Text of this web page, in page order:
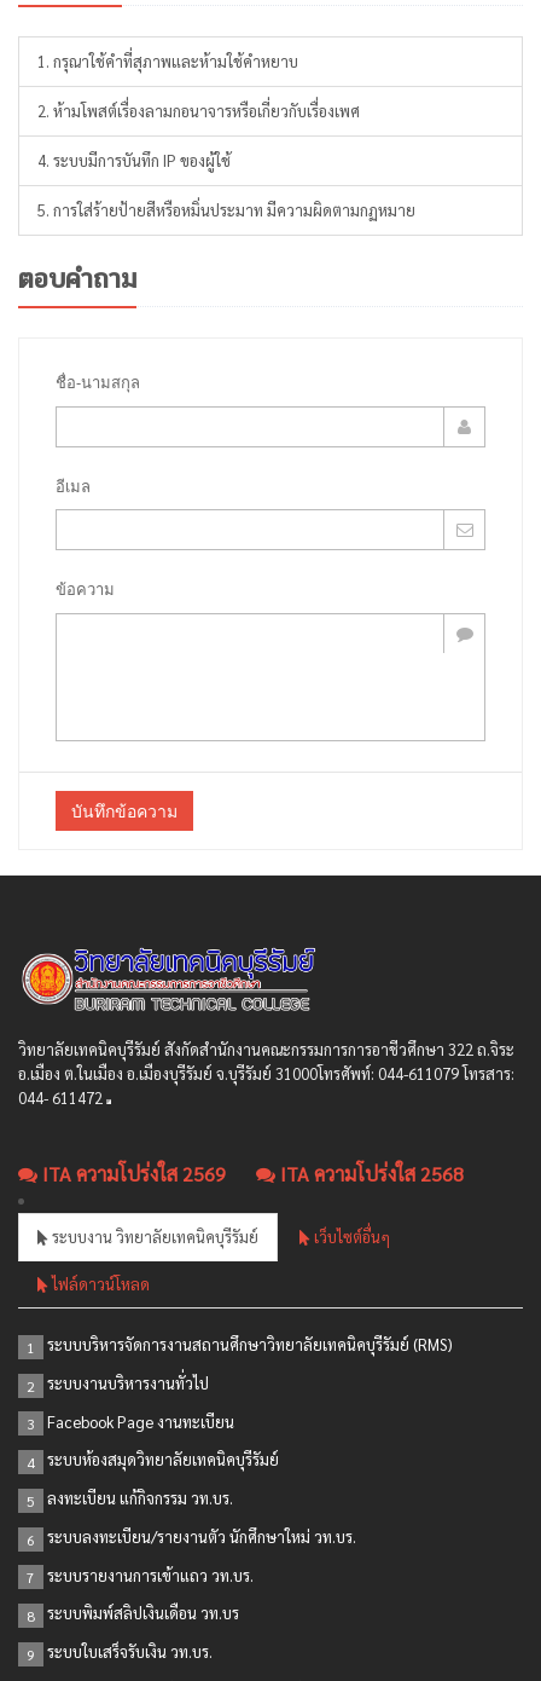
1. กรุณาใช้คำที่สุภาพและห้ามใช้คำหยาบ
2. ห้ามโพสต์เรื่องลามกอนาจารหรือเกี่ยวกับเรื่องเพศ
4. ระบบมีการบันทึก IP ของผู้ใช้
5. การใส่ร้ายป้ายสีหรือหมิ่นประมาท มีความผิดตามกฏหมาย
ตอบคำถาม
ชื่อ-นามสกุล
อีเมล
ข้อความ
บันทึกข้อความ
วิทยาลัยเทคนิคบุรีรัมย์ สังกัดสํานักงานคณะกรรมการการอาชีวศึกษา 322 ถ.จิระ
อ.เมือง ต.ในเมือง อ.เมืองบุรีรัมย์ จ.บุรีรัมย์ 31000โทรศัพท์: 044-611079 โทรสาร:
044- 611472
ITA ความโปร่งใส 2569 ITA ความโปร่งใส 2568
ระบบงาน วิทยาลัยเทคนิคบุรีรัมย์ เว็บไซต์อื่นๆ
ไฟล์ดาวน์โหลด
1 ระบบบริหารจัดการงานสถานศึกษาวิทยาลัยเทคนิคบุรีรัมย์ (RMS)
2 ระบบงานบริหารงานทั่วไป
3 Facebook Page งานทะเบียน
4 ระบบห้องสมุดวิทยาลัยเทคนิคบุรีรัมย์
5 ลงทะเบียน แก้กิจกรรม วท.บร.
6 ระบบลงทะเบียน/รายงานตัว นักศึกษาใหม่ วท.บร.
7 ระบบรายงานการเข้าแถว วท.บร.
8 ระบบพิมพ์สลิปเงินเดือน วท.บร
9
ระบบใบเสร็จรับเงิน วท.บร.